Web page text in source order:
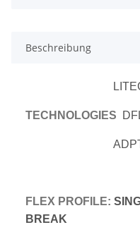
Beschreibung
TECHNOLOGIES
FLEX PROFILE:
BREAK